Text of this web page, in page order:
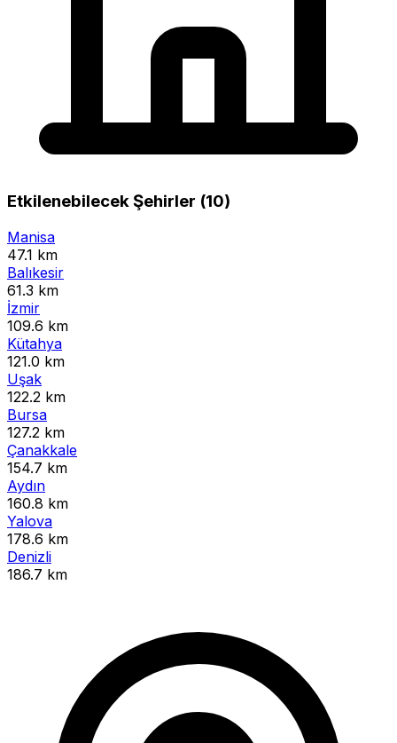
Etkilenebilecek Şehirler (10)
Manisa
47.1 km
Balıkesir
61.3 km
İzmir
109.6 km
Kütahya
121.0 km
Uşak
122.2 km
Bursa
127.2 km
Çanakkale
154.7 km
Aydın
160.8 km
Yalova
178.6 km
Denizli
186.7 km